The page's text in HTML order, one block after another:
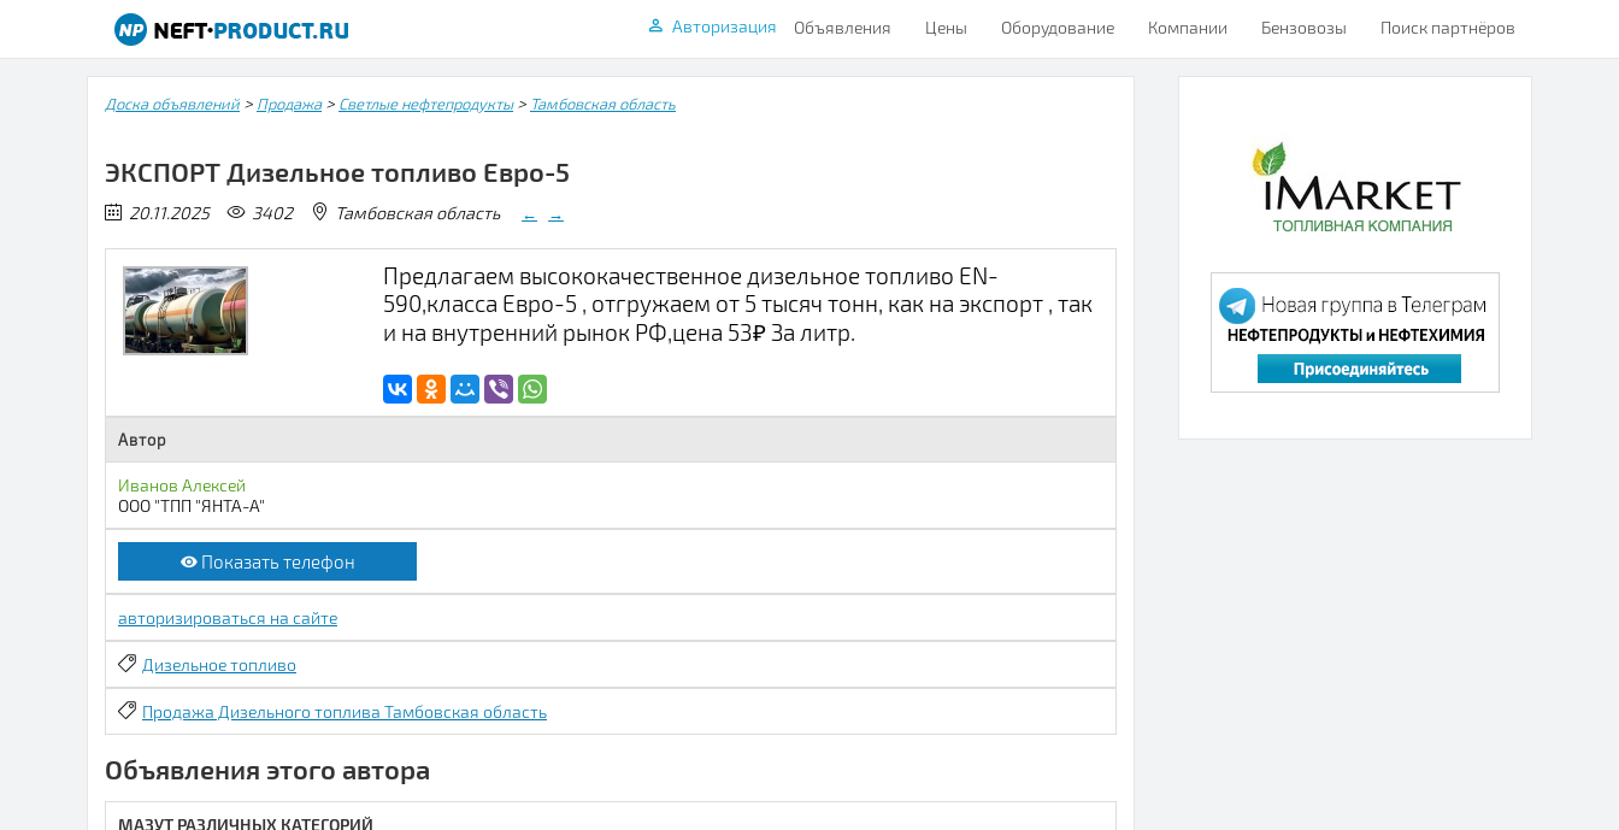
Объявления Цены Оборудование Компании Бензовозы Поиск партнёров
Авторизация
Доска объявлений > Продажа> Светлые нефтепродукты> Тамбовская область
ЭКСПОРТ Дизельное топливо Евро-5
20.11.2025 3402 Тамбовская область ← →
Предлагаем высококачественное дизельное топливо EN-
590,класса Евро-5 , отгружаем от 5 тысяч тонн, как на экспорт , так
и на внутренний рынок РФ,цена 53₽ За литр.
Автор
Иванов Алексей
ООО "ТПП "ЯНТА-А"
Показать телефон
авторизироваться на сайте
Дизельное топливо
Продажа Дизельного топлива Тамбовская область
Объявления этого автора
МАЗУТ РАЗЛИЧНЫХ КАТЕГОРИЙ